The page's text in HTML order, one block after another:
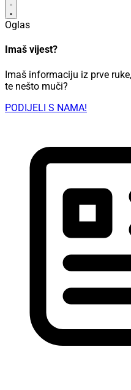
Oglas
Imaš vijest?
Imaš informaciju iz prve
te nešto muči?
PODIJELI S NAMA!